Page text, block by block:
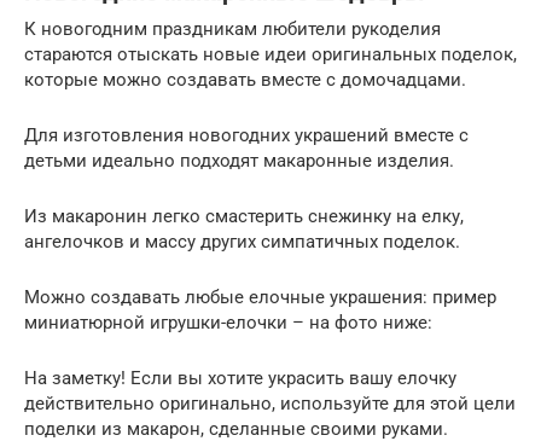
К новогодним праздникам любители рукоделия
стараются отыскать новые идеи оригинальных поделок,
которые можно создавать вместе с домочадцами.
Для изготовления новогодних украшений вместе с
детьми идеально подходят макаронные изделия.
Из макаронин легко смастерить снежинку на елку,
ангелочков и массу других симпатичных поделок.
Можно создавать любые елочные украшения: пример
миниатюрной игрушки-елочки – на фото ниже:
На заметку! Если вы хотите украсить вашу елочку
действительно оригинально, используйте для этой цели
поделки из макарон, сделанные своими руками.